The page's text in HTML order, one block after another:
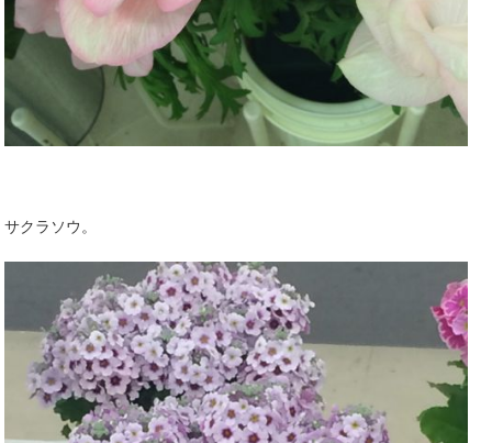
サクラソウ。